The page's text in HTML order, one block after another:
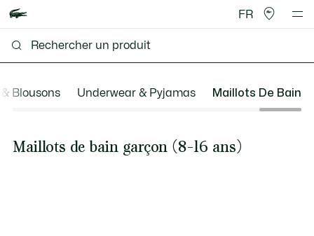
FR
Blousons Underwear & Pyjamas Maillots De Bain
Maillots de bain garçon (8-16 ans)